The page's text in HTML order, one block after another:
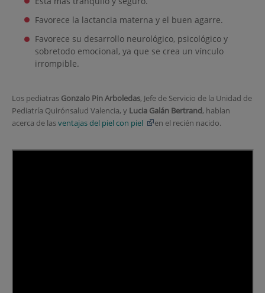
Favorece la lactancia materna y el buen agarre.
Favorece su desarrollo neurológico, psicológico y
sobretodo emocional, ya que se crea un vínculo
irrompible.
Los pediatras Gonzalo Pin Arboledas, Jefe de Servicio de la Unidad de
Pediatría Quirónsalud Valencia, y Lucia Galán Bertrand, hablan
acerca de lasventajas del piel con piel en el recién nacido.